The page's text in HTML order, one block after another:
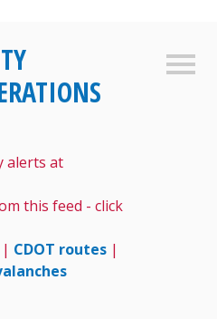
alerts at
this feed - click
| CDOT routes |